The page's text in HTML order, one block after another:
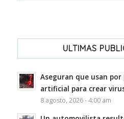
ULTIMAS
Aseguran que usan
artificial para crear
8 agosto, 2026 - 4:00 am